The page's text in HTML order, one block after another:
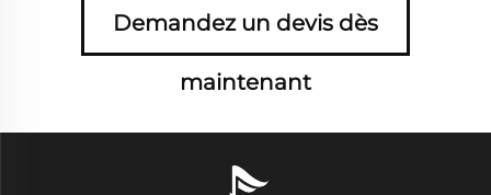
Demandez un devis dès
maintenant